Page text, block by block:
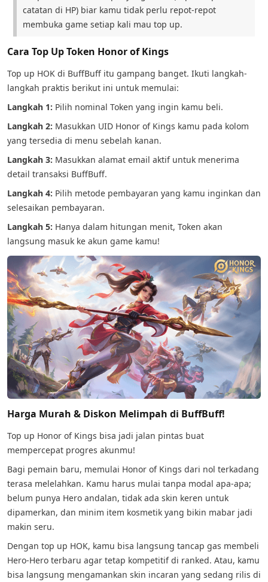
catatan di HP) biar kamu tidak perlu repot-repot
membuka game setiap kali mau top up.
Cara Top Up Token Honor of Kings
Top up HOK di BuffBuff itu gampang banget. Ikuti langkah-
langkah praktis berikut ini untuk memulai:
Langkah 1: Pilih nominal Token yang ingin kamu beli.
Langkah 2: Masukkan UID Honor of Kings kamu pada kolom
yang tersedia di menu sebelah kanan.
Langkah 3: Masukkan alamat email aktif untuk menerima
detail transaksi BuffBuff.
Langkah 4: Pilih metode pembayaran yang kamu inginkan dan
selesaikan pembayaran.
Langkah 5: Hanya dalam hitungan menit, Token akan
langsung masuk ke akun game kamu!
Harga Murah & Diskon Melimpah di BuffBuff!
Top up Honor of Kings bisa jadi jalan pintas buat
mempercepat progres akunmu!
Bagi pemain baru, memulai Honor of Kings dari nol terkadang
terasa melelahkan. Kamu harus mulai tanpa modal apa-apa;
belum punya Hero andalan, tidak ada skin keren untuk
dipamerkan, dan minim item kosmetik yang bikin mabar jadi
makin seru.
Dengan top up HOK, kamu bisa langsung tancap gas membeli
Hero-Hero terbaru agar tetap kompetitif di ranked. Atau, kamu
bisa langsung mengamankan skin incaran yang sedang rilis di